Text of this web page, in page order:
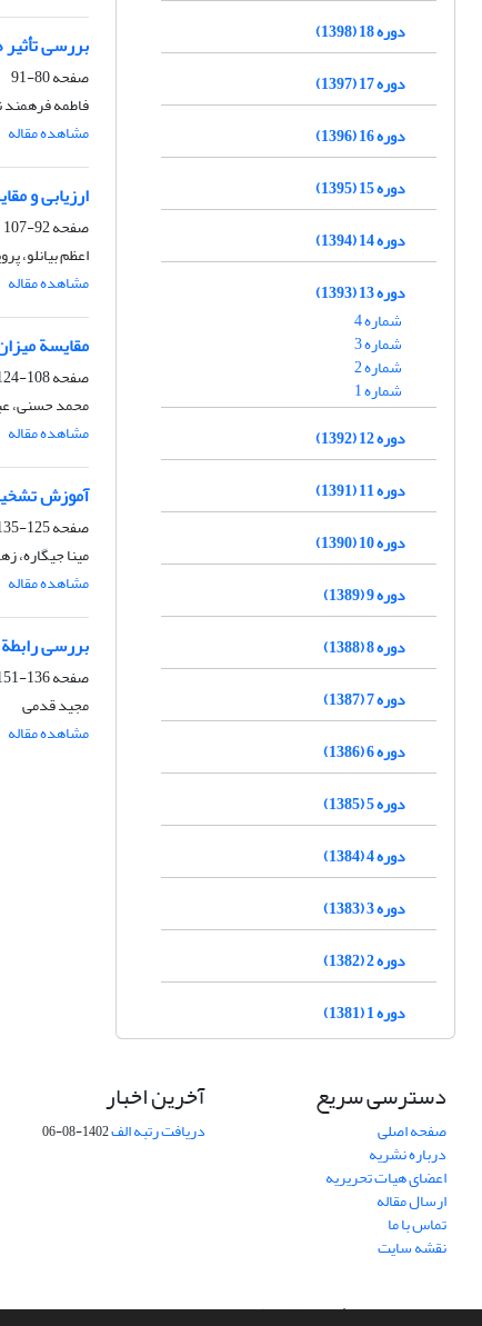
بررسی
صفحه80-91
فاطمه
مشاهده مقاله
ارزیابی و
صفحه92-107
اعظم بیانلو،
مشاهده مقاله
مقایسة
صفحه108-124
محمد حسنی،
مشاهده مقاله
آموزش
صفحه125-135
مینا جیگاره،
مشاهده مقاله
بررسی
صفحه136-151
مجید قدمی
مشاهده مقاله
دوره 18 (1398)
دوره 17 (1397)
دوره 16 (1396)
دوره 15 (1395)
دوره 14 (1394)
دوره 13 (1393)
شماره 4
شماره 3
شماره 2
شماره 1
دوره 12 (1392)
دوره 11 (1391)
دوره 10 (1390)
دوره 9 (1389)
دوره 8 (1388)
دوره 7 (1387)
دوره 6 (1386)
دوره 5 (1385)
دوره 4 (1384)
دوره 3 (1383)
دوره 2 (1382)
دوره 1 (1381)
دسترسی سریع
صفحه اصلی
درباره نشریه
اعضای هیات تحریریه
ارسال مقاله
تماس با ما
نقشه سایت
آخرین اخبار
دریافت رتبه الف1402-08-06
سامانه مدیریت نشریات علمی.طراحی و پیاده سازی ازسیناوب